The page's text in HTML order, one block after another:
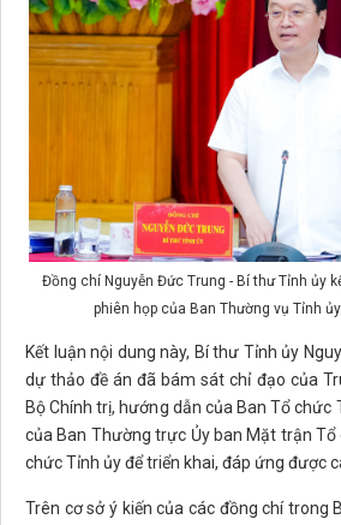
Đồng chí Nguyễn Đức Trung - Bí thư Tỉnh ủy
phiên họp của Ban Thường vụ Tỉnh
Kết luận nội dung này, Bí thư Tỉnh ủy
dự thảo đề án đã bám sát chỉ đạo của
Bộ Chính trị, hướng dẫn của Ban Tổ chức
của Ban Thường trực Ủy ban Mặt trận Tổ
chức Tỉnh ủy để triển khai, đáp ứng được
Trên cơ sở ý kiến của các đồng chí trong